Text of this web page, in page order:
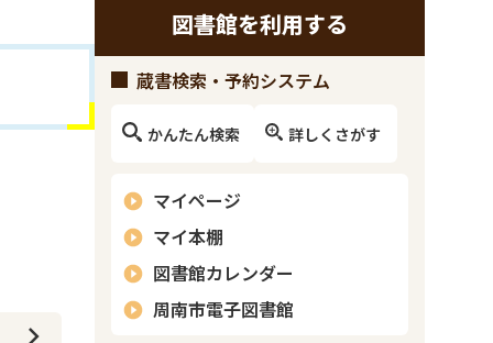
図書館を利用する
蔵書検索・予約システム
かんたん検索 詳しくさがす
マイページ
マイ本棚
図書館カレンダー
周南市電子図書館